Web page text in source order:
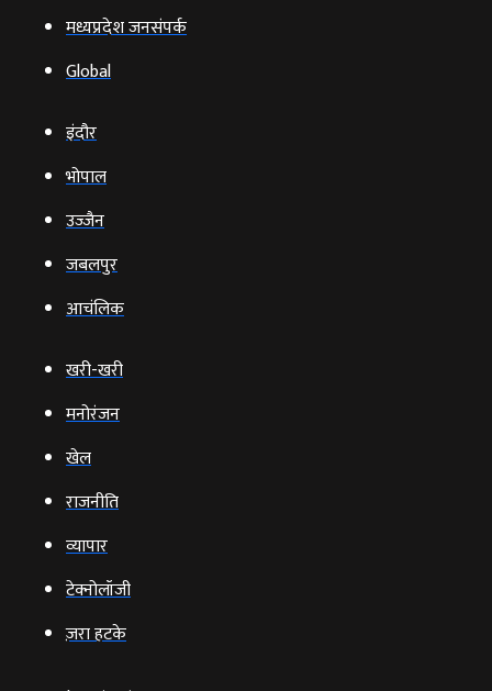
मध्यप्रदेश जनसंपर्क
Global
इंदौर
भोपाल
उज्‍जैन
जबलपुर
आचंलिक
खरी-खरी
मनोरंजन
खेल
राजनीति
व्‍यापार
टेक्‍नोलॉजी
ज़रा हटके